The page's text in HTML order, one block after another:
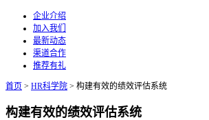
企业介绍
加入我们
最新动态
渠道合作
推荐有礼
首页 > HR科学院 > 构建有效的绩效评估系统
构建有效的绩效评估系统